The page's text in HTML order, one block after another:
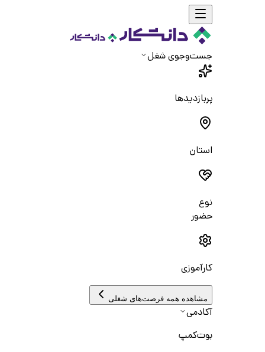
جست‌و‌جوی شغل
پربازدیدها
استان
نوع
حضور
کارآموزی
مشاهده همه فرصت‌های شغلی
آکادمی
بوت‌کمپ